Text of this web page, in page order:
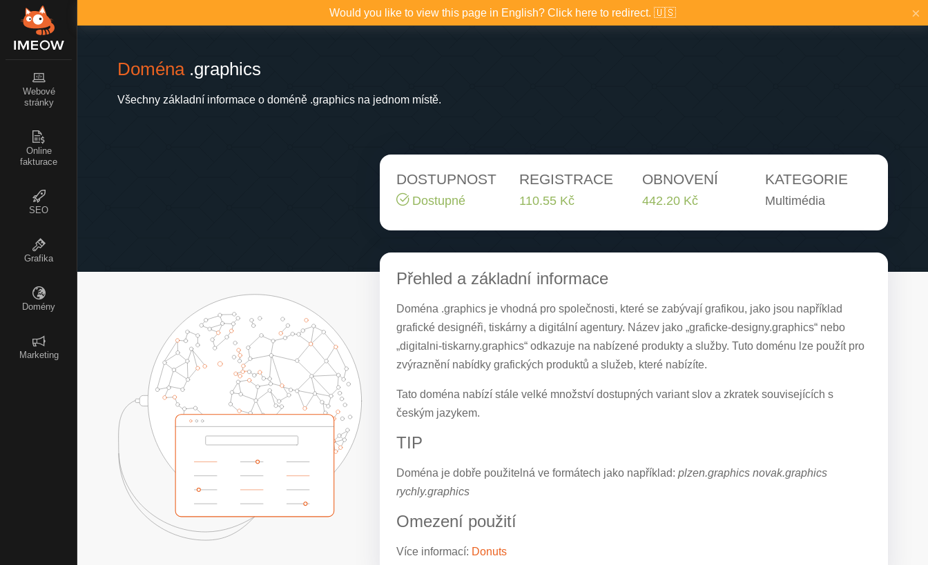
Webové
stránky
Online
fakturace
SEO
Grafika
Domény
Marketing
Would you like to view this page in English? Click here to redirect. 🇺🇸 ×
Doména.graphics
Všechny základní informace o doméně .graphics na jednom místě.
DOSTUPNOST
Dostupné
REGISTRACE
110.55 Kč
OBNOVENÍ
442.20 Kč
KATEGORIE
Multimédia
Přehled a základní informace
Doména .graphics je vhodná pro společnosti, které se zabývají grafikou, jako jsou například
grafické designéři, tiskárny a digitální agentury. Název jako „graficke-designy.graphics“ nebo
„digitalni-tiskarny.graphics“ odkazuje na nabízené produkty a služby. Tuto doménu lze použít pro
zvýraznění nabídky grafických produktů a služeb, které nabízíte.
Tato doména nabízí stále velké množství dostupných variant slov a zkratek souvisejících s
českým jazykem.
TIP
Doména je dobře použitelná ve formátech jako například: plzen.graphics novak.graphics
rychly.graphics
Omezení použití
Více informací: Donuts